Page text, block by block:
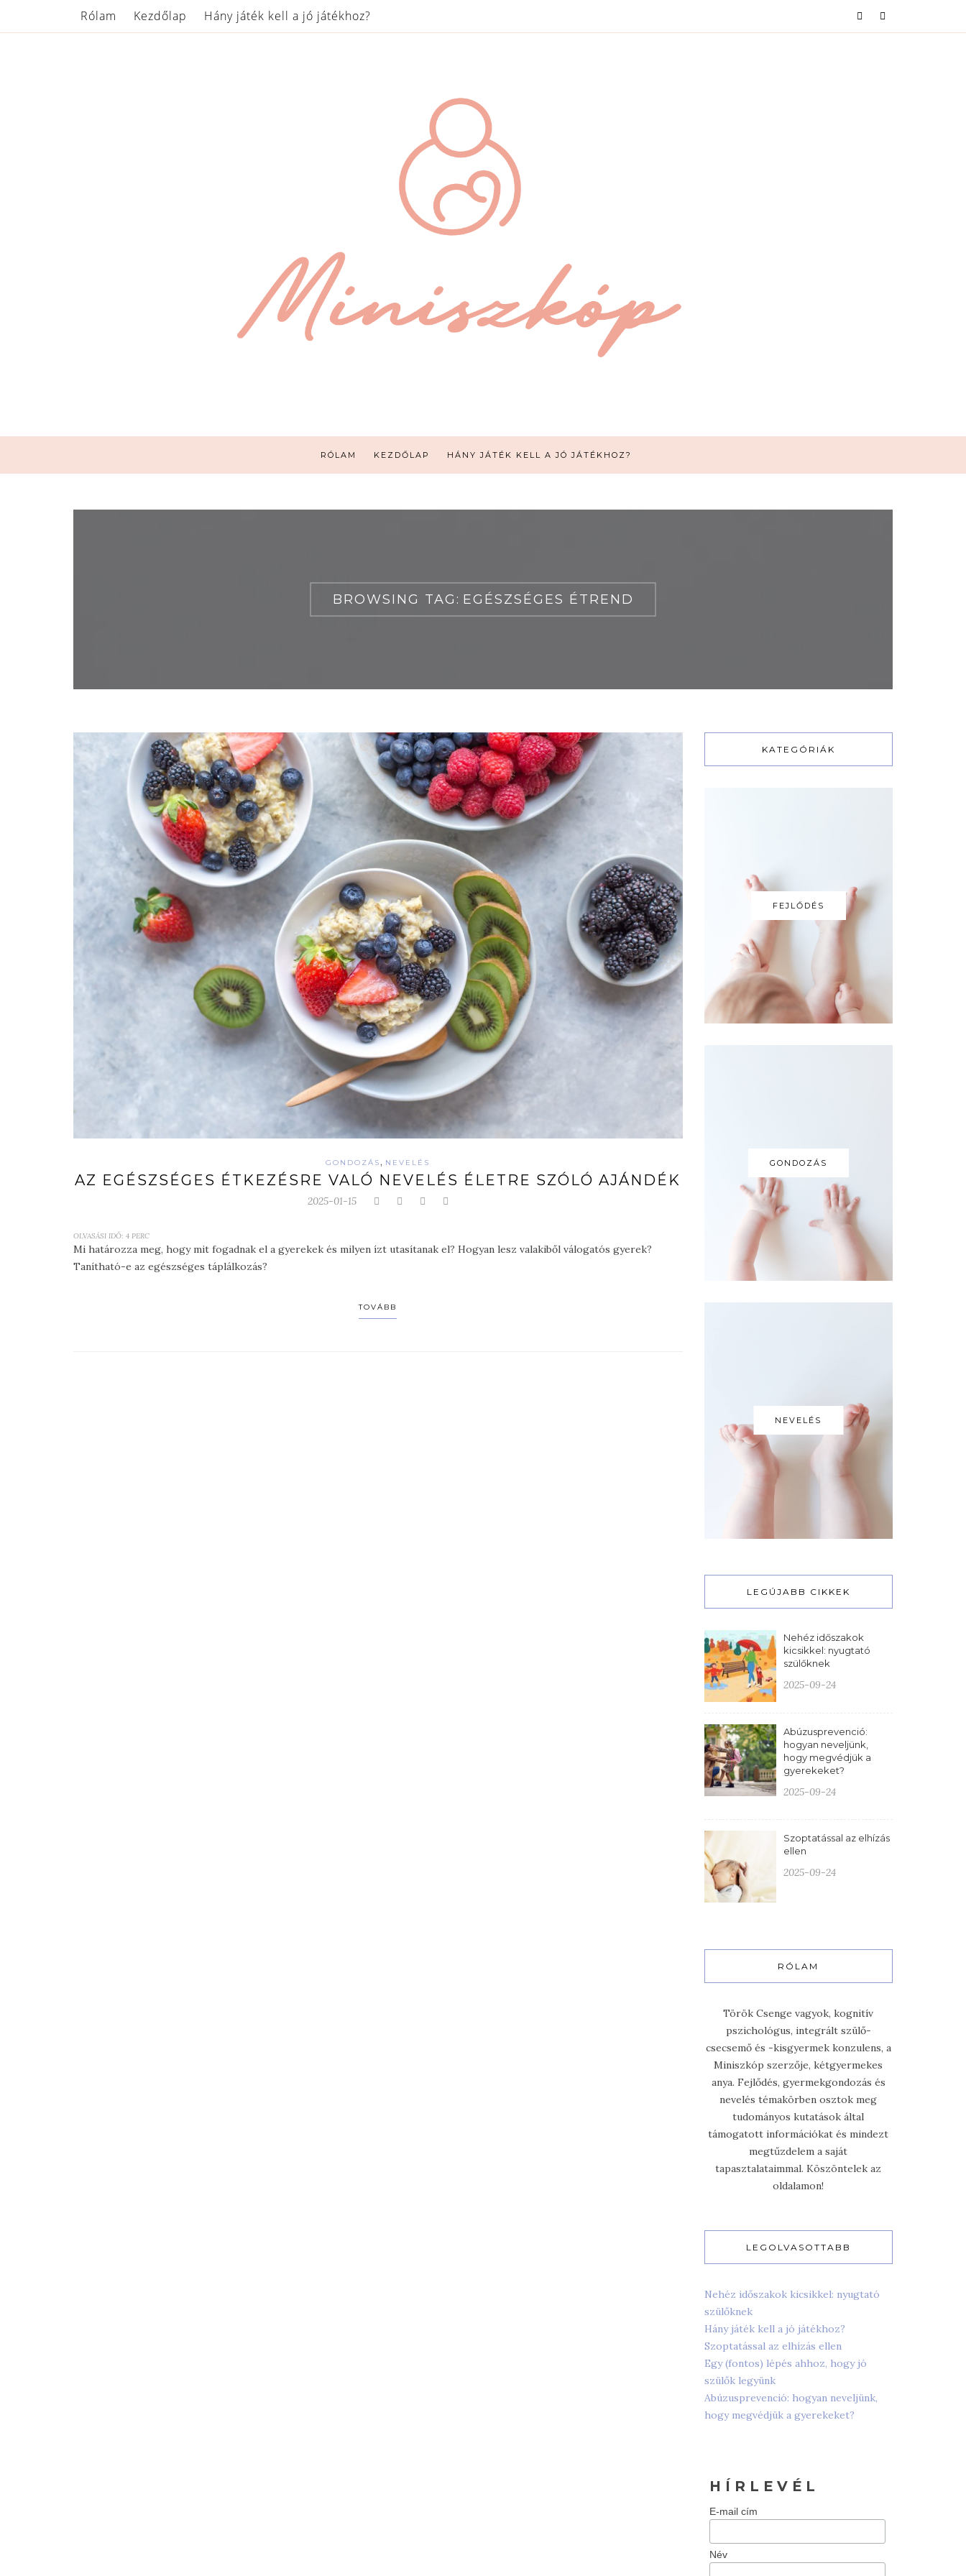
Rólam Kezdőlap Hány játék kell a jó játékhoz?
RÓLAM KEZDŐLAP HÁNY JÁTÉK KELL A JÓ JÁTÉKHOZ?
BROWSING TAG: EGÉSZSÉGES ÉTREND
GONDOZÁS, NEVELÉS
AZ EGÉSZSÉGES ÉTKEZÉSRE VALÓ NEVELÉS ÉLETRE SZÓLÓ AJÁNDÉK
2025-01-15
OLVASÁSI IDŐ: 4 PERC
Mi határozza meg, hogy mit fogadnak el a gyerekek és milyen ízt utasítanak el? Hogyan lesz valakiből válogatós gyerek?
Tanítható-e az egészséges táplálkozás?
TOVÁBB
KATEGÓRIÁK
FEJLŐDÉS
GONDOZÁS
NEVELÉS
LEGÚJABB CIKKEK
Nehéz időszakok
kicsikkel: nyugtató
szülőknek
2025-09-24
Abúzusprevenció:
hogyan neveljünk,
hogy megvédjük a
gyerekeket?
2025-09-24
Szoptatással az elhízás
ellen
2025-09-24
RÓLAM
Török Csenge vagyok, kognitív
pszichológus, integrált szülő-
csecsemő és -kisgyermek konzulens, a
Miniszkóp szerzője, kétgyermekes
anya. Fejlődés, gyermekgondozás és
nevelés témakörben osztok meg
tudományos kutatások által
támogatott információkat és mindezt
megtűzdelem a saját
tapasztalataimmal. Köszöntelek az
oldalamon!
LEGOLVASOTTABB
Nehéz időszakok kicsikkel: nyugtató
szülőknek
Hány játék kell a jó játékhoz?
Szoptatással az elhízás ellen
Egy (fontos) lépés ahhoz, hogy jó
szülők legyünk
Abúzusprevenció: hogyan neveljünk,
hogy megvédjük a gyerekeket?
H Í R L E V É L
E-mail cím
Név